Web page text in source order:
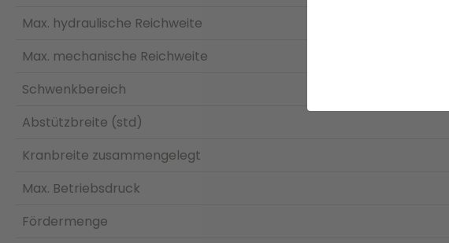
Max. hydraulische Reichweite
Max. mechanische Reichweite
Schwenkbereich
Abstützbreite (std)
Kranbreite zusammengelegt
Max. Betriebsdruck
Fördermenge